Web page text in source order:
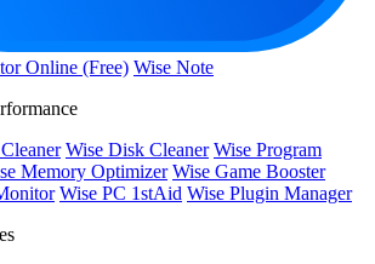
Online (Free) Wise Note
Wise Disk Cleaner Wise Program
Memory Optimizer Wise Game Booster
Wise PC 1stAid Wise Plugin Manager